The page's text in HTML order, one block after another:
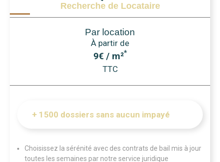
Recherche de Locataire
Par location
À partir de
9€ / m²*
TTC
+ 1500 dossiers sans aucun impayé
Choisissez la sérénité avec des contrats de bail mis à jour
toutes les semaines par notre service juridique